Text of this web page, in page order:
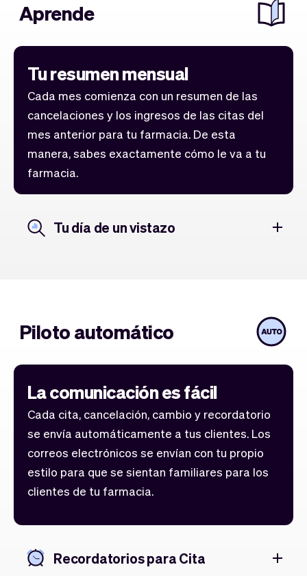
Aprende
Tu resumen mensual
Cada mes comienza con un resumen de las
cancelaciones y los ingresos de las citas del
mes anterior para tu farmacia. De esta
manera, sabes exactamente cómo le va a tu
farmacia.
Tu día de un vistazo
Piloto automático
La comunicación es fácil
Cada cita, cancelación, cambio y recordatorio
se envía automáticamente a tus clientes. Los
correos electrónicos se envían con tu propio
estilo para que se sientan familiares para los
clientes de tu farmacia.
Recordatorios para Cita